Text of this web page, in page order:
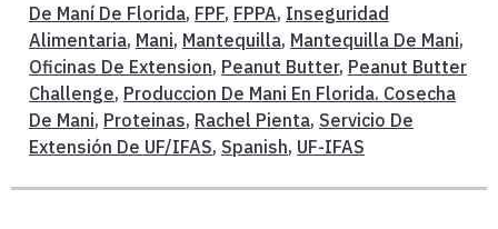
De Maní De Florida, FPF, FPPA, Inseguridad
Alimentaria, Mani, Mantequilla, Mantequilla De Mani,
Oficinas De Extension, Peanut Butter, Peanut Butter
Challenge, Produccion De Mani En Florida. Cosecha
De Mani, Proteinas, Rachel Pienta, Servicio De
Extensión De UF/IFAS, Spanish, UF-IFAS